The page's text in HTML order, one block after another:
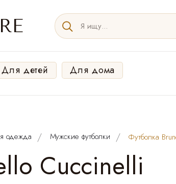
Для детей Для дома
одежда Мужские футболки Футболка
Cuccinelli